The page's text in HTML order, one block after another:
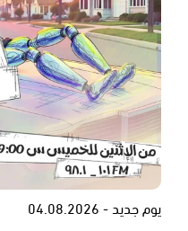
يوم جديد - 04.08.2026